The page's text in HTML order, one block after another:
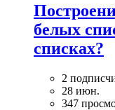
белых
списках?
2
28 июн.
347